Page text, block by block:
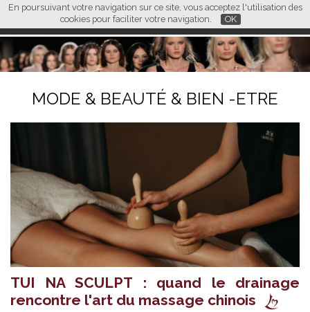
En poursuivant votre navigation sur ce site, vous acceptez l'utilisation des
cookies pour faciliter votre navigation.
OK
FR EN CN
L M
MODE & BEAUTÉ & BIEN -ETRE
TUI NA SCULPT : quand le drainage
rencontre l'art du massage chinois